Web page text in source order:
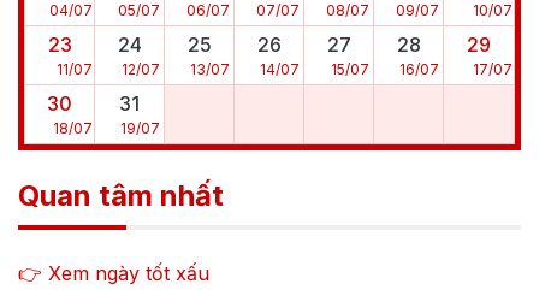
04/07 05/07 06/07 07/07 08/07 09/07 10/07
23
11/07
24
12/07
25
13/07
26
14/07
27
15/07
28
16/07
29
17/07
30
18/07
31
19/07
Quan tâm nhất
👉 Xem ngày tốt xấu